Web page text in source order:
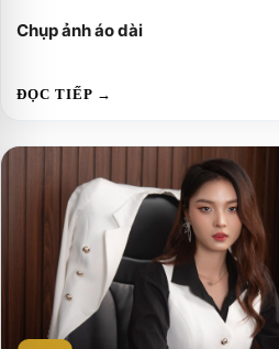
Chụp ảnh áo dài
ĐỌC TIẾP →